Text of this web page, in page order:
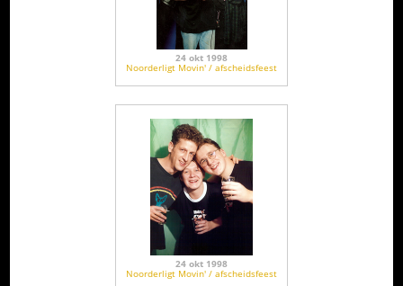
24 okt 1998
Noorderligt Movin' / afscheidsfeest
24 okt 1998
Noorderligt Movin' / afscheidsfeest